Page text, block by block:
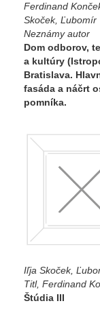
Ferdinand
Skoček, Ľubomír
Neznámy autor
Dom odborov,
a kultúry
Bratislava.
fasáda a náčrt
pomníka.
Iľja Skoček,
Titl, Ferdinand
Štúdia III